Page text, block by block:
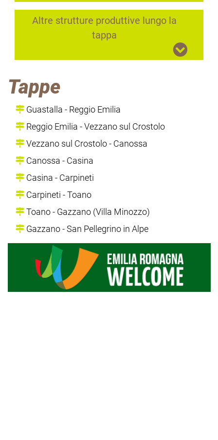
Altre strutture produttive lungo la
tappa
Tappe
Guastalla - Reggio Emilia
Reggio Emilia - Vezzano sul Crostolo
Vezzano sul Crostolo - Canossa
Canossa - Casina
Casina - Carpineti
Carpineti - Toano
Toano - Gazzano (Villa Minozzo)
Gazzano - San Pellegrino in Alpe